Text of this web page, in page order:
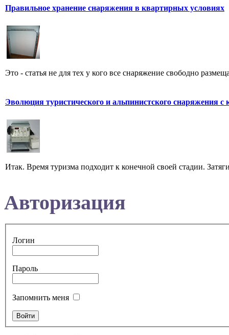
Правильное хранение снаряжения в квартирных условиях
Это - статья не для тех у кого все снаряжение свободно
Эволюция туристического и альпинистского снаряжения с
Итак. Время туризма подходит к конечной своей стадии.
Авторизация
Логин
Пароль
Запомнить меня